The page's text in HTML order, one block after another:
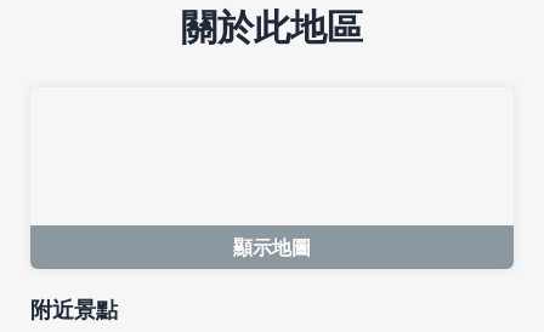
關於此地區
顯示地圖
附近景點